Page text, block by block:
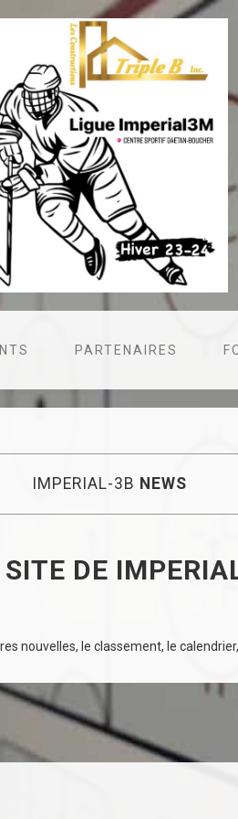
PARTENAIRES
IMPERIAL-3B NEWS
DE
nouvelles, le classement, le